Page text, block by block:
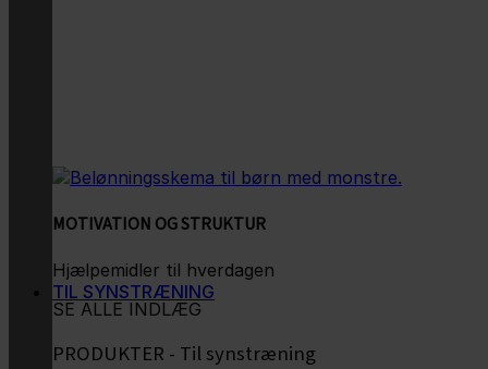
MOTIVATION OG STRUKTUR
Hjælpemidler til hverdagen
SE ALLE INDLÆG
TIL SYNSTRÆNING
PRODUKTER - Til synstræning